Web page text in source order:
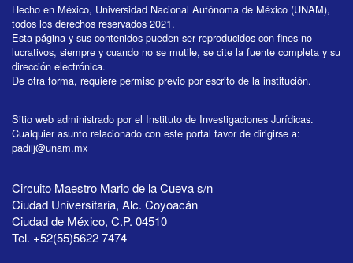
Hecho en México, Universidad Nacional Autónoma de México (UNAM),
todos los derechos reservados 2021.
Esta página y sus contenidos pueden ser reproducidos con fines no
lucrativos, siempre y cuando no se mutile, se cite la fuente completa y su
dirección electrónica.
De otra forma, requiere permiso previo por escrito de la institución.
Sitio web administrado por el Instituto de Investigaciones Jurídicas.
Cualquier asunto relacionado con este portal favor de dirigirse a:
padiij@unam.mx
Circuito Maestro Mario de la Cueva s/n
Ciudad Universitaria, Alc. Coyoacán
Ciudad de México, C.P. 04510
Tel. +52(55)5622 7474